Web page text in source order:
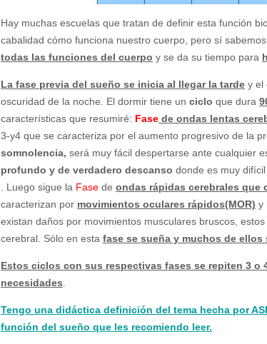
Hay muchas escuelas que tratan de definir esta función
cabalidad cómo funciona nuestro cuerpo, pero sí
todas las funciones del cuerpo y se da su tiempo para
La fase previa del sueño se inicia al llegar la tarde y el
oscuridad de la noche. El dormir tiene un ciclo que dura
características que resumiré: Fase de ondas lentas
3-y4 que se caracteriza por el aumento progresivo de la
somnolencia, será muy fácil despertarse ante cualquier
profundo y de verdadero descanso donde es muy
. Luego sigue la Fase de ondas rápidas cerebrales que
caracterizan por movimientos oculares rápidos(MOR) y
existan daños por movimientos musculares bruscos,
cerebral. Sólo en esta fase se sueña y muchos de
Estos ciclos con sus respectivas fases se repiten 3 o
necesidades
Tengo una didáctica definición del tema hecha por
función del sueño que les recomiendo leer.